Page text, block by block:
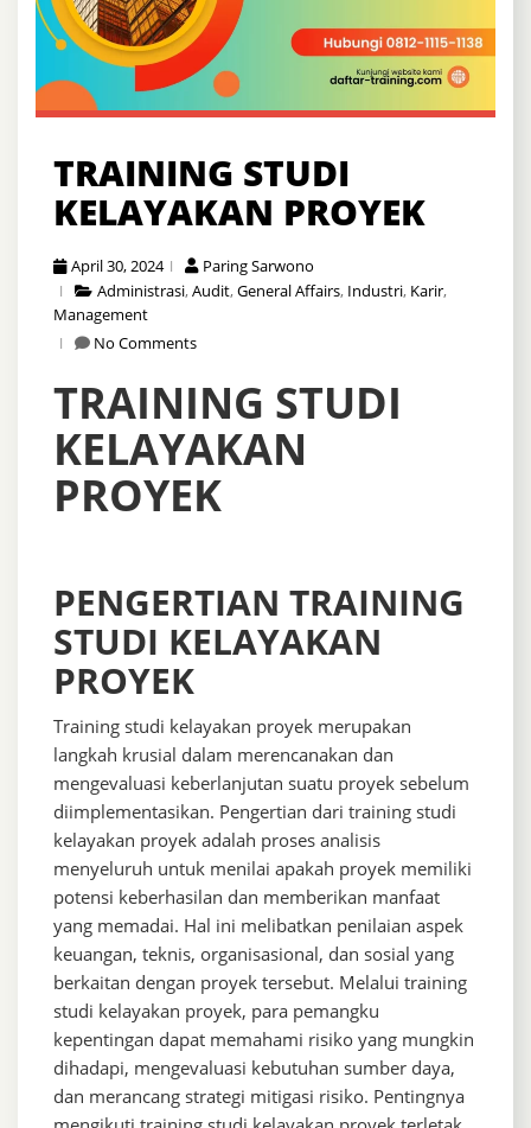
TRAINING STUDI
KELAYAKAN PROYEK
April 30, 2024
Paring Sarwono
Administrasi,Audit,General Affairs, Industri, Karir,
Management
No Comments
TRAINING STUDI
KELAYAKAN
PROYEK
PENGERTIAN TRAINING
STUDI KELAYAKAN
PROYEK
Training studi kelayakan proyek merupakan
langkah krusial dalam merencanakan dan
mengevaluasi keberlanjutan suatu proyek sebelum
diimplementasikan. Pengertian dari training studi
kelayakan proyek adalah proses analisis
menyeluruh untuk menilai apakah proyek memiliki
potensi keberhasilan dan memberikan manfaat
yang memadai. Hal ini melibatkan penilaian aspek
keuangan, teknis, organisasional, dan sosial yang
berkaitan dengan proyek tersebut. Melalui training
studi kelayakan proyek, para pemangku
kepentingan dapat memahami risiko yang mungkin
dihadapi, mengevaluasi kebutuhan sumber daya,
dan merancang strategi mitigasi risiko. Pentingnya